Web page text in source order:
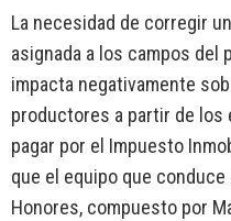
La necesidad de corregir
asignada a los campos del
impacta negativamente
productores a partir de los
pagar por el Impuesto
que el equipo que
Honores, compuesto por